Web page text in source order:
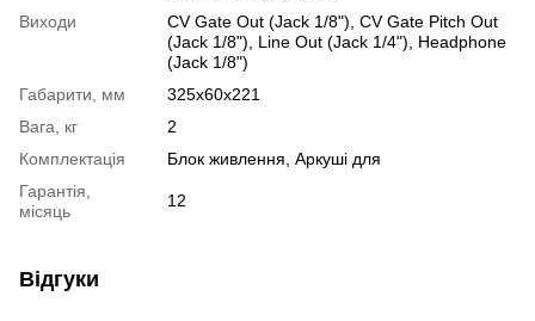
Виходи
CV Gate Out (Jack 1/8"), CV Gate Pitch Out
(Jack 1/8"), Line Out (Jack 1/4"), Headphone
(Jack 1/8")
Габарити, мм
325x60x221
Вага, кг
2
Комплектація
Блок живлення, Аркуші для
Гарантія,
місяць
12
Відгуки